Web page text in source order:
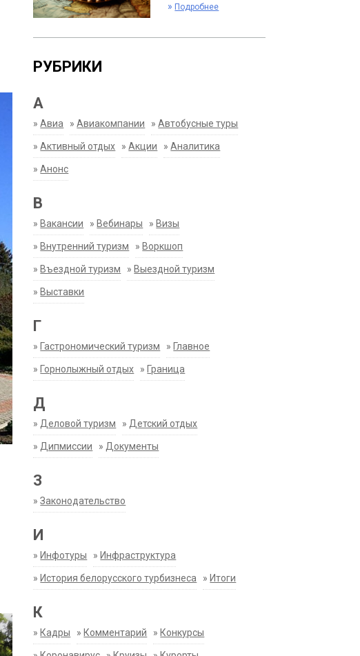
» Подробнее
РУБРИКИ
А
»Авиа »Авиакомпании »Автобусные туры
»Активный отдых »Акции »Аналитика
»Анонс
В
» Вакансии » Вебинары » Визы
» Внутренний туризм » Воркшоп
» Въездной туризм » Выездной туризм
» Выставки
Г
» Гастрономический туризм » Главное
» Горнолыжный отдых » Граница
Д
» Деловой туризм » Детский отдых
» Дипмиссии » Документы
З
»Законодательство
И
» Инфотуры » Инфраструктура
» История белорусского турбизнеса » Итоги
К
» Кадры » Комментарий » Конкурсы